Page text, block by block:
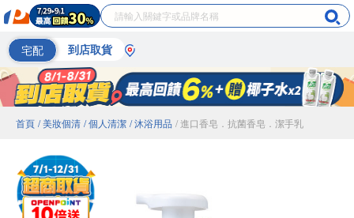
宅配 到店取貨
首頁 / 美妝個清 / 個人清潔 / 沐浴用品 / 進口香皂．抗菌香皂．潔手乳